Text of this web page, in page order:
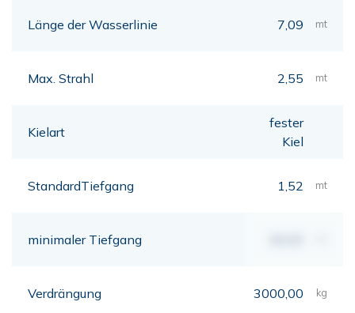
Länge der Wasserlinie 7,09 mt
Max. Strahl 2,55 mt
Kielart
fester
Kiel
StandardTiefgang 1,52 mt
minimaler Tiefgang
Verdrängung 3000,00 kg